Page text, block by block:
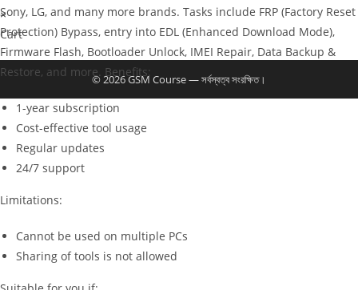
Sony, LG, and many more brands. Tasks include FRP (Factory Reset
Protection) Bypass, entry into EDL (Enhanced Download Mode),
Firmware Flash, Bootloader Unlock, IMEI Repair, Data Backup &
Restore, and more. Benefits:
1-year subscription
Cost-effective tool usage
Regular updates
24/7 support
Limitations:
Cannot be used on multiple PCs
Sharing of tools is not allowed
×
Cart
© 2026 GSM Course — সর্বস্বত্ব সংরক্ষিত।